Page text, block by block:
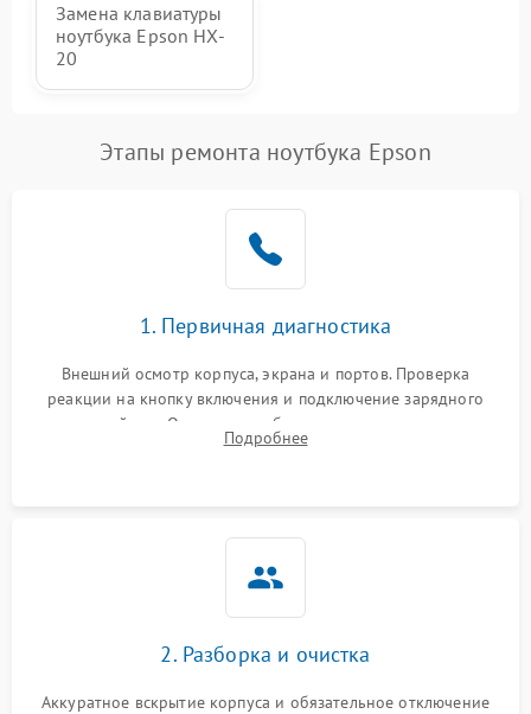
Замена клавиатуры
ноутбука Epson HX-
20
Этапы ремонта ноутбука Epson
1. Первичная диагностика
Внешний осмотр корпуса, экрана и портов. Проверка
реакции на кнопку включения и подключение зарядного
устройства. Оценка потребления тока с помощью
лабораторного блока питания для локализации проблемы.
Подробнее
2. Разборка и очистка
Аккуратное вскрытие корпуса и обязательное отключение